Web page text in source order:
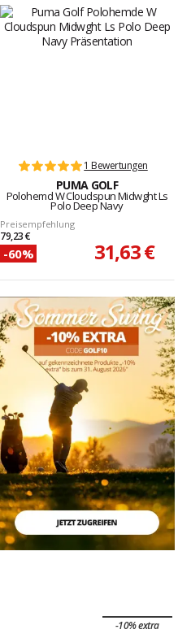
1 Bewertungen
PUMA GOLF
Polohemd W Cloudspun Midwght Ls
Polo Deep Navy
Preisempfehlung
79,23 €
-60% 31,63 €
-10% extra